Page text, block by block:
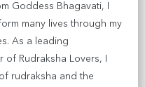
Goddess Bhagavati, I
many lives through my
As a leading
Rudraksha Lovers, I
rudraksha and the